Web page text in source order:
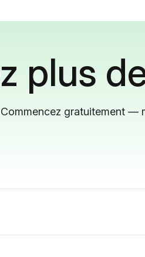
plus
Commencez gratuitement —